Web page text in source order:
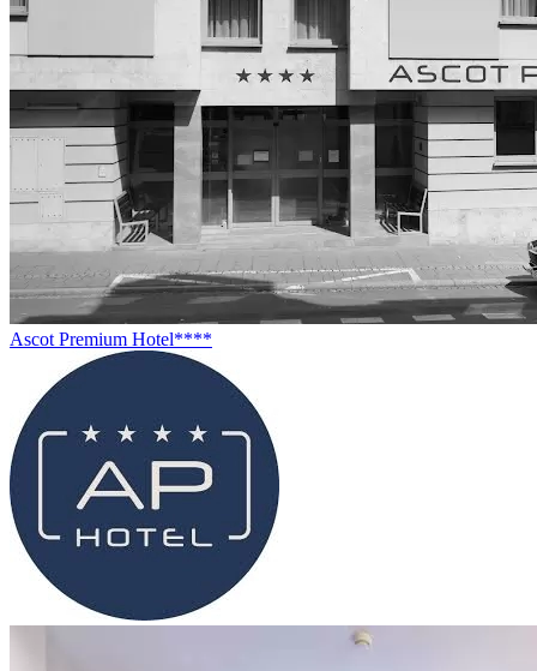
Ascot Premium Hotel****